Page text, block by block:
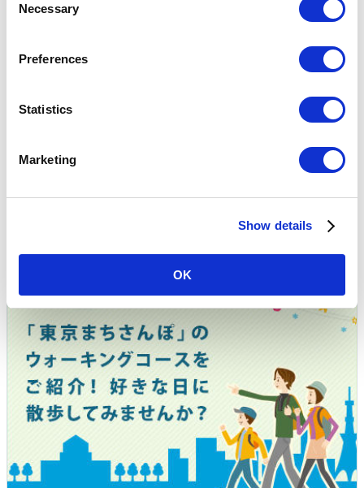
Necessary
Preferences
Statistics
Marketing
Show details
OK